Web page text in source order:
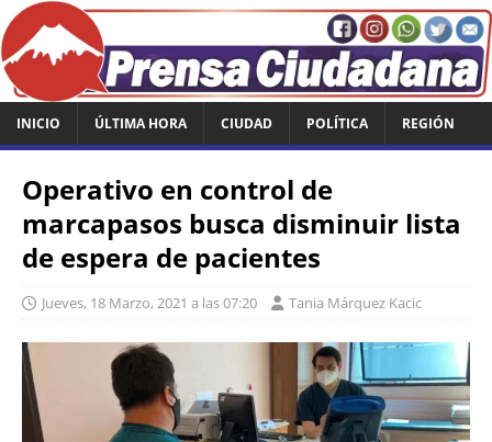
INICIO ÚLTIMA HORA CIUDAD POLÍTICA REGIÓN
Operativo en control de
marcapasos busca disminuir lista
de espera de pacientes
Jueves, 18 Marzo, 2021 a las 07:20 Tania Márquez Kacic